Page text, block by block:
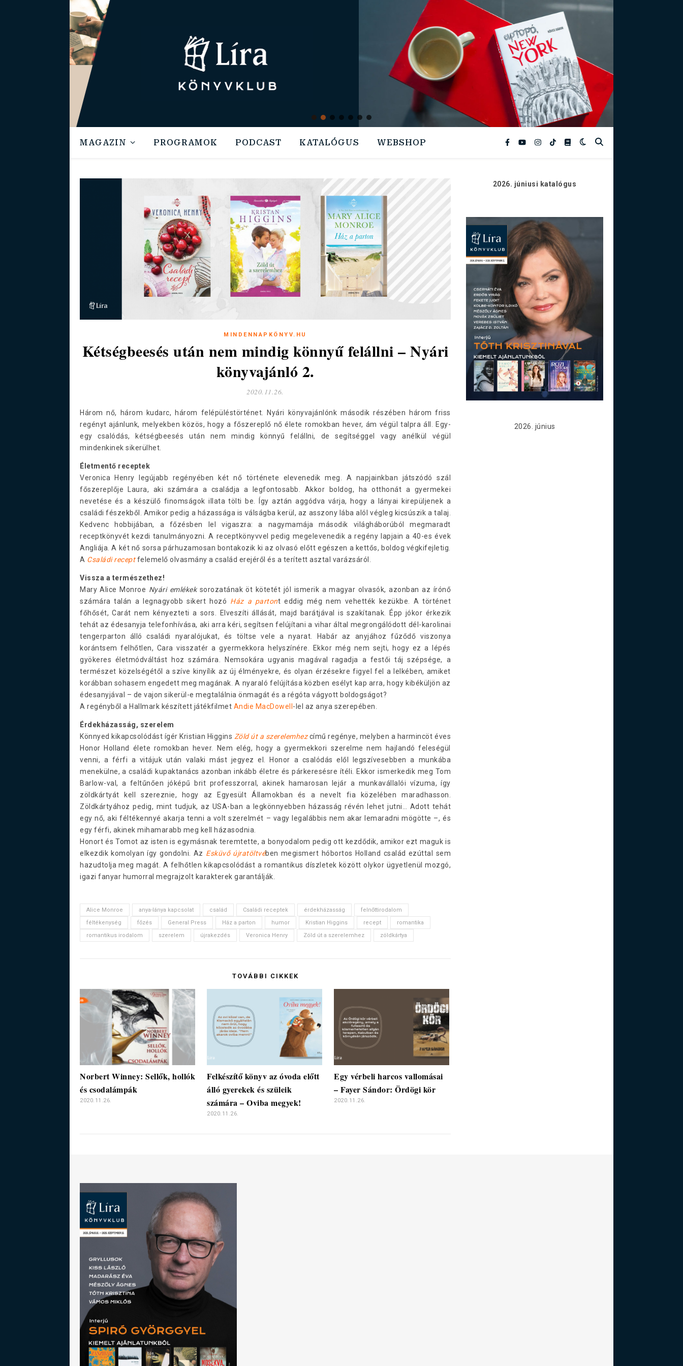
MAGAZIN PROGRAMOK PODCAST KATALÓGUS WEBSHOP
MINDENNAPKÖNYV.HU
Kétségbeesés után nem mindig könnyű felállni – Nyári
könyvajánló 2.
2020.11.26.
Három nő, három kudarc, három felépüléstörténet. Nyári könyvajánlónk második részében három friss
regényt ajánlunk, melyekben közös, hogy a főszereplő nő élete romokban hever, ám végül talpra áll. Egy-
egy csalódás, kétségbeesés után nem mindig könnyű felállni, de segítséggel vagy anélkül végül
mindenkinek sikerülhet.
Életmentő receptek
Veronica Henry legújabb regényében két nő története elevenedik meg. A napjainkban játszódó szál
főszereplője Laura, aki számára a családja a legfontosabb. Akkor boldog, ha otthonát a gyermekei
nevetése és a készülő finomságok illata tölti be. Így aztán aggódva várja, hogy a lányai kirepüljenek a
családi fészekből. Amikor pedig a házassága is válságba kerül, az asszony lába alól végleg kicsúszik a talaj.
Kedvenc hobbijában, a főzésben lel vigaszra: a nagymamája második világháborúból megmaradt
receptkönyvét kezdi tanulmányozni. A receptkönyvvel pedig megelevenedik a regény lapjain a 40-es évek
Angliája. A két nő sorsa párhuzamosan bontakozik ki az olvasó előtt egészen a kettős, boldog végkifejletig.
A Családi receptfelemelő olvasmány a család erejéről és a terített asztal varázsáról.
Vissza a természethez!
Mary Alice Monroe Nyári emlékeksorozatának öt kötetét jól ismerik a magyar olvasók, azonban az írónő
számára talán a legnagyobb sikert hozó Ház a partont eddig még nem vehették kezükbe. A történet
főhősét, Carát nem kényezteti a sors. Elveszíti állását, majd barátjával is szakítanak. Épp jókor érkezik
tehát az édesanyja telefonhívása, aki arra kéri, segítsen felújítani a vihar által megrongálódott dél-karolinai
tengerparton álló családi nyaralójukat, és töltse vele a nyarat. Habár az anyjához fűződő viszonya
korántsem felhőtlen, Cara visszatér a gyermekkora helyszínére. Ekkor még nem sejti, hogy ez a lépés
gyökeres életmódváltást hoz számára. Nemsokára ugyanis magával ragadja a festői táj szépsége, a
természet közelségétől a szíve kinyílik az új élményekre, és olyan érzésekre figyel fel a lelkében, amiket
korábban sohasem engedett meg magának. A nyaraló felújítása közben esélyt kap arra, hogy kibéküljön az
édesanyjával – de vajon sikerül-e megtalálnia önmagát és a régóta vágyott boldogságot?
A regényből a Hallmark készített játékfilmet Andie MacDowell -lel az anya szerepében.
Érdekházasság, szerelem
Könnyed kikapcsolódást ígér Kristian Higgins Zöld út a szerelemhez című regénye, melyben a harmincöt éves
Honor Holland élete romokban hever. Nem elég, hogy a gyermekkori szerelme nem hajlandó feleségül
venni, a férfi a vitájuk után valaki mást jegyez el. Honor a csalódás elől legszívesebben a munkába
menekülne, a családi kupaktanács azonban inkább életre és párkeresésre ítéli. Ekkor ismerkedik meg Tom
Barlow-val, a feltűnően jóképű brit professzorral, akinek hamarosan lejár a munkavállalói vízuma, így
zöldkártyát kell szereznie, hogy az Egyesült Államokban és a nevelt fia közelében maradhasson.
Zöldkártyához pedig, mint tudjuk, az USA-ban a legkönnyebben házasság révén lehet jutni… Adott tehát
egy nő, aki féltékennyé akarja tenni a volt szerelmét – vagy legalábbis nem akar lemaradni mögötte –, és
egy férfi, akinek mihamarabb meg kell házasodnia.
Honort és Tomot az isten is egymásnak teremtette, a bonyodalom pedig ott kezdődik, amikor ezt maguk is
elkezdik komolyan így gondolni. Az Esküvő újratöltvében megismert hóbortos Holland család ezúttal sem
hazudtolja meg magát. A felhőtlen kikapcsolódást a romantikus díszletek között olykor ügyetlenül mozgó,
igazi fanyar humorral megrajzolt karakterek garantálják.
Alice Monroe anya-lánya kapcsolat család Családi receptek érdekházasság
felnőttirodalom
féltékenység
főzés General Press Ház a parton humor Kristian Higgins recept
romantika
romantikus irodalom
szerelem újrakezdés Veronica Henry Zöld út a szerelemhez zöldkártya
TOVÁBBI CIKKEK
Norbert Winney: Sellők, hollók
és csodalámpák
2020.11.26.
Felkészítő könyv az óvoda előtt
álló gyerekek és szüleik
számára – Oviba megyek!
2020.11.26.
Egy vérbeli harcos vallomásai
– Fayer Sándor: Ördögi kör
2020.11.26.
2026. júniusi katalógus
2026. június